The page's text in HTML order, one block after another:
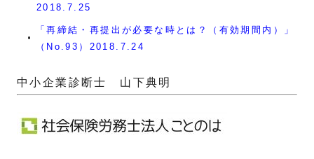
2018.7.25
「再締結・再提出が必要な時とは？（有効期間内）」
（No.93）2018.7.24
中小企業診断士 山下典明